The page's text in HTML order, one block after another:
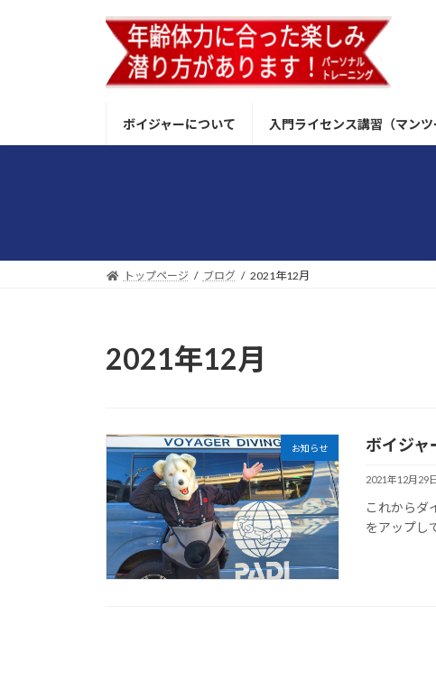
ボイジャーについて 入門ライセンス講習（マンツ
トップページ ブログ 2021年12月
2021年12月
お知らせ ボイジャ
2021年12月29
これからダ
をアップし